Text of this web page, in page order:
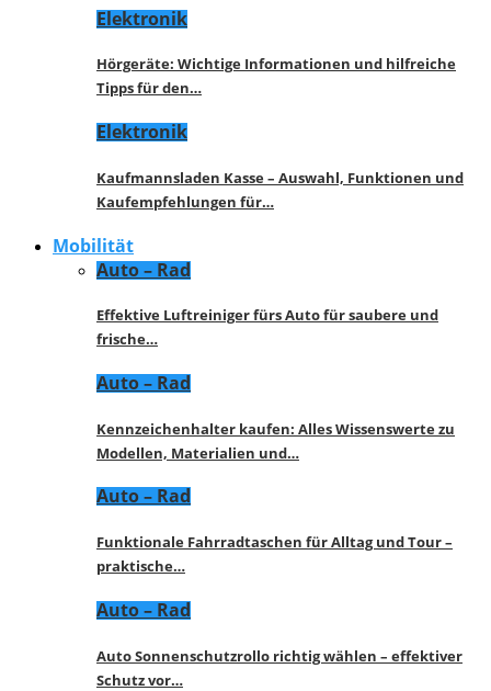
Elektronik
Hörgeräte: Wichtige Informationen und hilfreiche
Tipps für den…
Elektronik
Kaufmannsladen Kasse – Auswahl, Funktionen und
Kaufempfehlungen für…
Mobilität
Auto – Rad
Effektive Luftreiniger fürs Auto für saubere und
frische…
Auto – Rad
Kennzeichenhalter kaufen: Alles Wissenswerte zu
Modellen, Materialien und…
Auto – Rad
Funktionale Fahrradtaschen für Alltag und Tour –
praktische…
Auto – Rad
Auto Sonnenschutzrollo richtig wählen – effektiver
Schutz vor…